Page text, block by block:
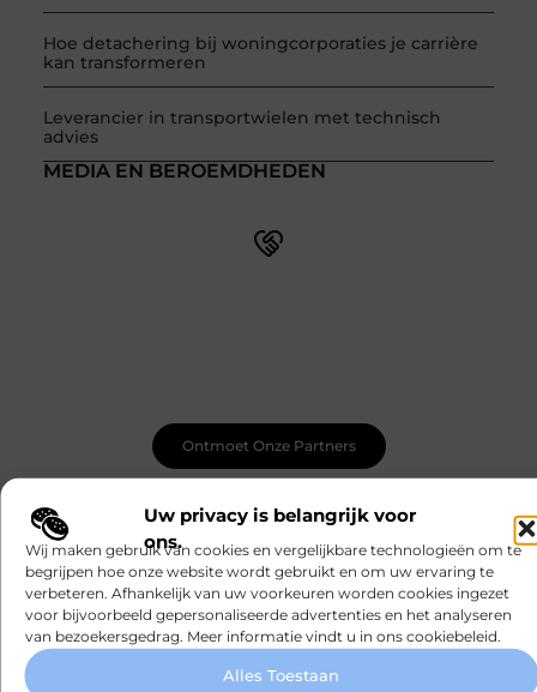
Uw privacy is belangrijk voor
ons.
Wij maken gebruik van cookies en vergelijkbare technologieën om te
begrijpen hoe onze website wordt gebruikt en om uw ervaring te
verbeteren. Afhankelijk van uw voorkeuren worden cookies ingezet
voor bijvoorbeeld gepersonaliseerde advertenties en het analyseren
van bezoekersgedrag. Meer informatie vindt u in ons cookiebeleid.
Alles Toestaan
Hoe detachering bij woningcorporaties je carrière
kan transformeren
Leverancier in transportwielen met technisch
advies
CATEGORIEËN
Aanbiedingen
Afvalverwerking
Architectuur
Auto's en
Eten en drinken
Financieel
Gezondheid
Hobby en vrije
tijd
Horeca
Huishoudelijk
Rechten
Recreation /
Autos
Sport
Toerisme
Tuin en
MEDIA EN BEROEMDHEDEN
Ontmoet Onze Partners